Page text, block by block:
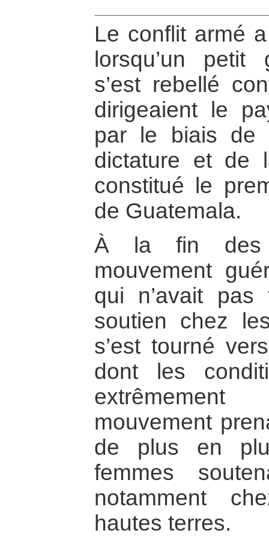
Le conflit armé
lorsqu’un
s’est rebellé
dirigeaient le
par le biais de
dictature et de
constitué le
de Guatemala.
À la fin des
mouvement
qui n’avait pas
soutien chez
s’est tourné
dont les
mouvement
de plus en
femmes
notamment
hautes terres.